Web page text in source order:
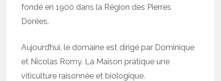
fondé en 1900 dans la Région des Pierres
Dorées.
Aujourd’hui, le domaine est dirigé par Dominique
et Nicolas Romy. La Maison pratique une
viticulture raisonnée et biologique.